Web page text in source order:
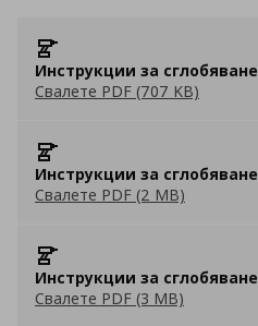
Инструкции за сглобяване
Свалете PDF (707 KB)
Инструкции за сглобяване
Свалете PDF (2 MB)
Инструкции за сглобяване
Свалете PDF (3 MB)